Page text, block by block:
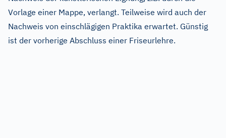
Vorlage einer Mappe, verlangt. Teilweise wird auch der
Nachweis von einschlägigen Praktika erwartet. Günstig
ist der vorherige Abschluss einer Friseurlehre.